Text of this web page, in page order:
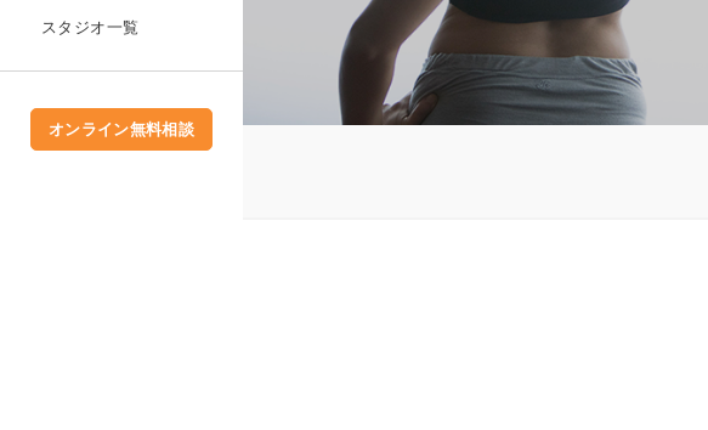
スタジオ一覧
オンライン無料相談